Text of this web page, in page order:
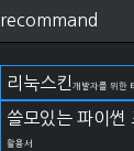
recommand
리눅스킨 개발자를 위한
쓸모있는 파이썬
활용서
언어
DevOps
docker
AWS